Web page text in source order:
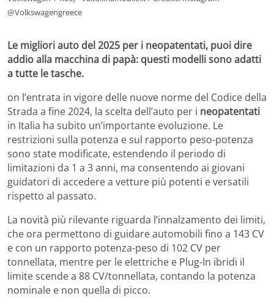
@Volkswagengreece
Le migliori auto del 2025 per i neopatentati, puoi dire
addio alla macchina di papà: questi modelli sono adatti
a tutte le tasche.
on l’entrata in vigore delle nuove norme del Codice della
Strada a fine 2024, la scelta dell’auto per i neopatentati
in Italia ha subito un’importante evoluzione. Le
restrizioni sulla potenza e sul rapporto peso-potenza
sono state modificate, estendendo il periodo di
limitazioni da 1 a 3 anni, ma consentendo ai giovani
guidatori di accedere a vetture più potenti e versatili
rispetto al passato.
La novità più rilevante riguarda l’innalzamento dei limiti,
che ora permettono di guidare automobili fino a 143 CV
e con un rapporto potenza-peso di 102 CV per
tonnellata, mentre per le elettriche e Plug-In ibridi il
limite scende a 88 CV/tonnellata, contando la potenza
nominale e non quella di picco.